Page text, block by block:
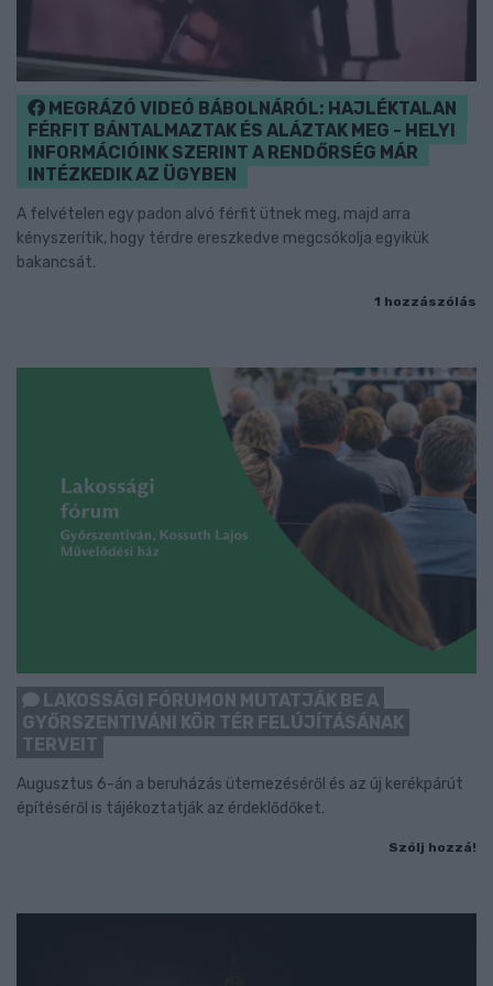
MEGRÁZÓ VIDEÓ BÁBOLNÁRÓL: HAJLÉKTALAN
FÉRFIT BÁNTALMAZTAK ÉS ALÁZTAK MEG - HELYI
INFORMÁCIÓINK SZERINT A RENDŐRSÉG MÁR
INTÉZKEDIK AZ ÜGYBEN
A felvételen egy padon alvó férfit ütnek meg, majd arra
kényszerítik, hogy térdre ereszkedve megcsókolja egyikük
bakancsát.
1 hozzászólás
LAKOSSÁGI FÓRUMON MUTATJÁK BE A
GYŐRSZENTIVÁNI KÖR TÉR FELÚJÍTÁSÁNAK
TERVEIT
Augusztus 6-án a beruházás ütemezéséről és az új kerékpárút
építéséről is tájékoztatják az érdeklődőket.
Szólj hozzá!